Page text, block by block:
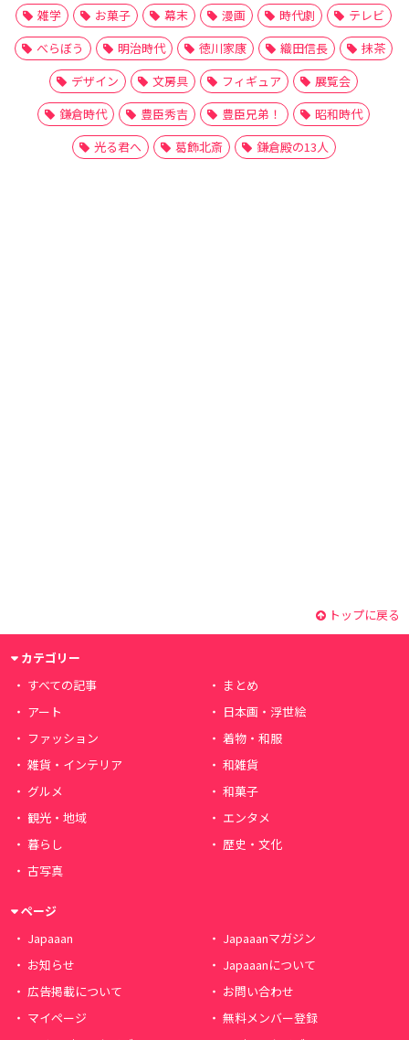
雑学
お菓子 幕末 漫画 時代劇
テレビ
べらぼう
明治時代 徳川家康 織田信長
抹茶
デザイン
文房具 フィギュア
展覧会
鎌倉時代
豊臣秀吉 豊臣兄弟！
昭和時代
光る君へ
葛飾北斎 鎌倉殿の13人
トップに戻る
カテゴリー
すべての記事
まとめ
アート
日本画・浮世絵
ファッション
着物・和服
雑貨・インテリア
和雑貨
グルメ
和菓子
観光・地域
エンタメ
暮らし
歴史・文化
古写真
ページ
Japaaan
Japaaanマガジン
お知らせ
Japaaanについて
広告掲載について
お問い合わせ
マイページ
無料メンバー登録